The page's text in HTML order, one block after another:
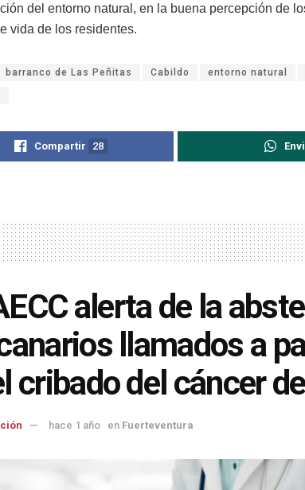
del entorno natural, en la buena percepción de
vida de los residentes.
barranco de Las Peñitas Cabildo entorno natural
Compartir 28
alerta de la
llamados a
cribado del cáncer
hace 1 año en Fuerteventura